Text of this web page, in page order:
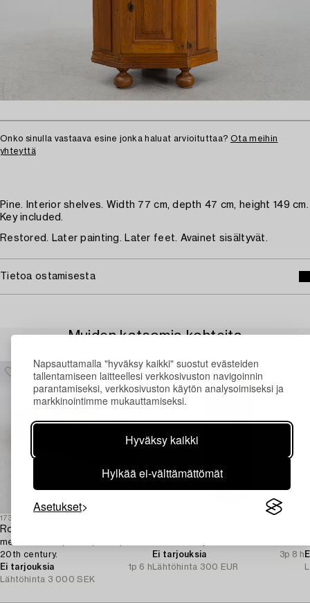
Napsauttamalla "hyväksy kaikki" suostut evästeiden
tallentamiseen laitteellesi verkkosivuston navigoinnin
parantamiseksi, verkkosivuston käytön analysoimiseksi ja
markkinointimme mukauttamiseksi.
Hyväksy kaikki
Hylkää ei-välttämättömät
Asetukset
Onko sinulla vastaava esine jonka haluat arvioituttaa? Ota meihin
yhteyttä
Pine. Interior shelves. Width 77 cm, depth 47 cm, height 149 cm.
Key included.
Restored. Later painting. Later feet. Avainet sisältyvät.
Tietoa ostamisesta
Muiden katsomia kohteita
1730903
Rolf Fransson,
media console, 'Artic', Voice, late
20th century.
Ei tarjouksia
1p 6 h
Lähtöhinta 3 000 SEK
Ei tarjouksia
3p 8 h
Lähtöhinta 300 EUR